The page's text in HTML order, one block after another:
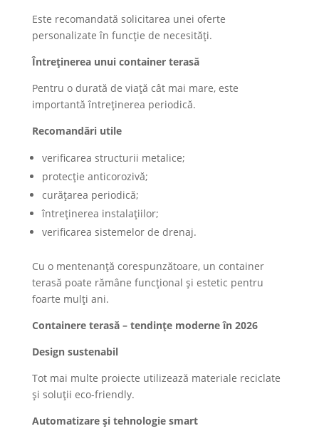
Este recomandată solicitarea unei oferte
personalizate în funcție de necesități.
Întreținerea unui container terasă
Pentru o durată de viață cât mai mare, este
importantă întreținerea periodică.
Recomandări utile
verificarea structurii metalice;
protecție anticorozivă;
curățarea periodică;
întreținerea instalațiilor;
verificarea sistemelor de drenaj.
Cu o mentenanță corespunzătoare, un container
terasă poate rămâne funcțional și estetic pentru
foarte mulți ani.
Containere terasă – tendințe moderne în 2026
Design sustenabil
Tot mai multe proiecte utilizează materiale reciclate
și soluții eco-friendly.
Automatizare și tehnologie smart